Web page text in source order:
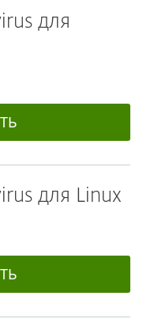
для
для Linux